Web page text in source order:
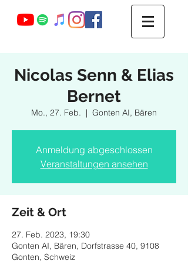
Webmaster Login
Nicolas Senn & Elias
Bernet
Mo., 27. Feb.
  |
Gonten AI, Bären
Anmeldung abgeschlossen
Veranstaltungen ansehen
Zeit & Ort
27. Feb. 2023, 19:30
Gonten AI, Bären, Dorfstrasse 40, 9108
Gonten, Schweiz